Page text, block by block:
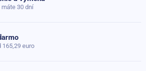
113 cm
žiadne otázky. Pýtajte sa nás,
30 dní
165,29 euro